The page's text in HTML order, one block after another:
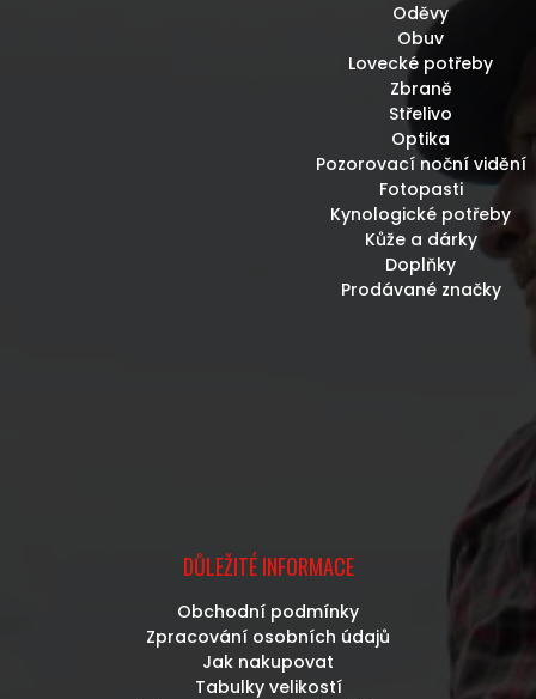
Oděvy
Obuv
Lovecké potřeby
Zbraně
Střelivo
Optika
Pozorovací noční vidění
Fotopasti
Kynologické potřeby
Kůže a dárky
Doplňky
Prodávané značky
DŮLEŽITÉ INFORMACE
Obchodní podmínky
Zpracování osobních údajů
Jak nakupovat
Tabulky velikostí